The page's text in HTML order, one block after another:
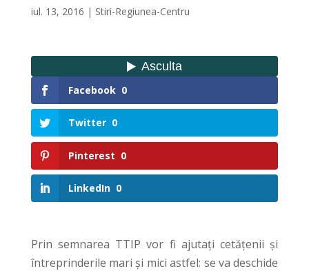
iul. 13, 2016 | Stiri-Regiunea-Centru
Facebook 0
Twitter 0
Pinterest 0
LinkedIn 0
Prin semnarea TTIP vor fi ajutați cetățenii și
întreprinderile mari și mici astfel: se va deschide